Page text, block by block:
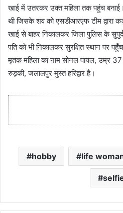
खाई में उतरकर उक्त महिला तक पहुंच बनाई।
थी जिसके शव को एसडीआरएफ टीम द्वारा
खाई से बाहर निकालकर जिला पुलिस के
पति को भी निकालकर सुरक्षित स्थान पर
मृतक महिला का नाम सोनल पायल, उम्र 37
रुड़की, जलालपुर मुस्त हरिद्वार है।
hobby life